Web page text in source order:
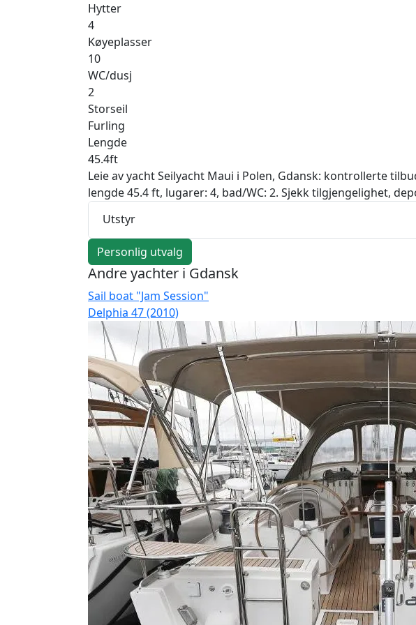
Hytter
4
Køyeplasser
10
WC/dusj
2
Storseil
Furling
Lengde
45.4ft
Leie av yacht Seilyacht Maui i Polen, Gdansk: kontrollerte
lengde 45.4 ft, lugarer: 4, bad/WC: 2. Sjekk tilgjengelighet,
Utstyr
Personlig utvalg
Andre yachter i Gdansk
Sail boat "Jam Session"
Delphia 47 (2010)